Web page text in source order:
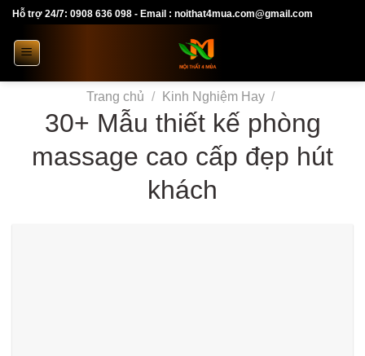
Skip
content
Hỗ trợ 24/7: 0908 636 098 - Email : noithat4mua.com@gmail.com
Trang chủ / Kinh Nghiệm Hay /
30+ Mẫu thiết kế phòng
massage cao cấp đẹp hút
khách